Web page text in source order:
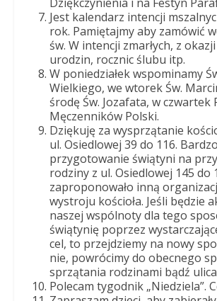
Jest kalendarz intencji
rok. Pamiętajmy aby zamówić
św. W intencji zmarłych, z
urodzin, rocznic ślubu itp.
W poniedziałek wspominamy
Wielkiego, we wtorek Św.
środę Św. Jozafata, w czwartek
Męczenników Polski.
Dziękuję za wysprzątanie
ul. Osiedlowej 39 do 116.
przygotowanie świątyni na
rodziny z ul. Osiedlowej 145 do
zaproponowało inną
wystroju kościoła. Jeśli będzie
naszej wspólnoty dla tego
świątynię poprzez
cel, to przejdziemy na nowy
nie, powrócimy do obecnego
sprzątania rodzinami bądź
Polecam tygodnik „Niedziela”.